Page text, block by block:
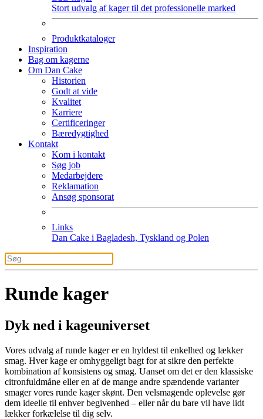
Stort udvalg af kager til det professionelle marked
Produktkataloger
Inspiration
Bag om kagerne
Om Dan Cake
Historien
Godt at vide
Kvalitet
Karriere
Certificeringer
Bæredygtighed
Kontakt
Kom i kontakt
Søg job
Medarbejdere
Reklamation
Ansøg sponsorat
Links
Dan Cake i Bagladesh, Tyskland og Polen
Runde kager
Dyk ned i kageuniverset
Vores udvalg af runde kager er en hyldest til enkelhed og lækker
smag. Hver kage er omhyggeligt bagt for at sikre den perfekte
kombination af konsistens og smag. Uanset om det er den klassiske
citronfuldmåne eller en af de mange andre spændende varianter
smager vores runde kager skønt. Den velsmagende oplevelse gør
dem ideelle til enhver begivenhed – eller når du bare vil have lidt
lækker forkælelse til dig selv.